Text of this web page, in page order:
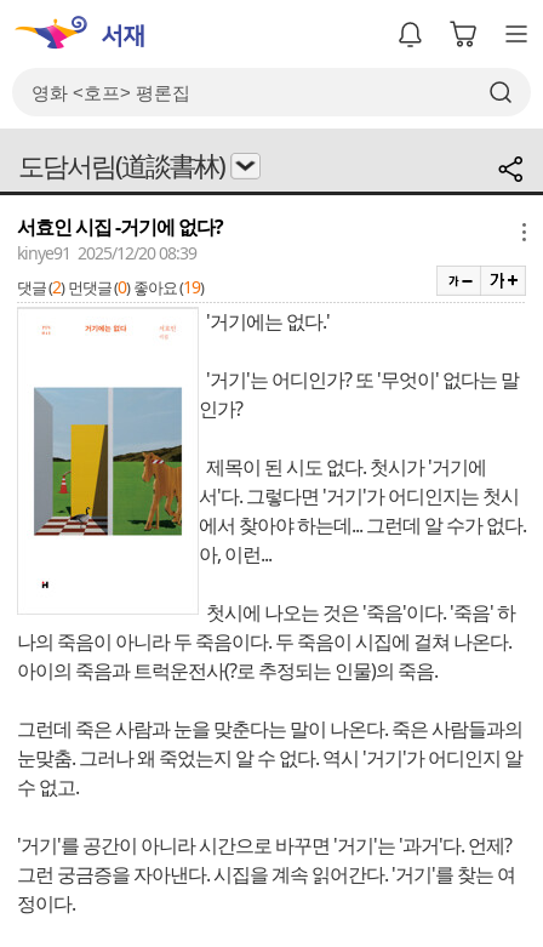
도담서림(道談書林)
서효인 시집 -거기에 없다?
kinye91 2025/12/20 08:39
댓글 (2) 먼댓글 (0) 좋아요 (19)
'거기에는 없다.'
'거기'는 어디인가? 또 '무엇이' 없다는 말
인가?
제목이 된 시도 없다. 첫시가 '거기에
서'다. 그렇다면 '거기'가 어디인지는 첫시
에서 찾아야 하는데... 그런데 알 수가 없다.
아, 이런...
첫시에 나오는 것은 '죽음'이다. '죽음' 하
나의 죽음이 아니라 두 죽음이다. 두 죽음이 시집에 걸쳐 나온다.
아이의 죽음과 트럭운전사(?로 추정되는 인물)의 죽음.
그런데 죽은 사람과 눈을 맞춘다는 말이 나온다. 죽은 사람들과의
눈맞춤. 그러나 왜 죽었는지 알 수 없다. 역시 '거기'가 어디인지 알
수 없고.
'거기'를 공간이 아니라 시간으로 바꾸면 '거기'는 '과거'다. 언제?
그런 궁금증을 자아낸다. 시집을 계속 읽어간다. '거기'를 찾는 여
정이다.